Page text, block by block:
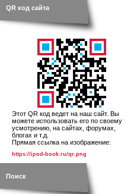
QR код сайта
Этот QR код ведет на наш сайт. Вы
можете использовать его по своему
усмотрению, на сайтах, форумах,
блогах и т.д.
Прямая ссылка на изображение:
https://ipod-book.ru/qr.png
Поиск